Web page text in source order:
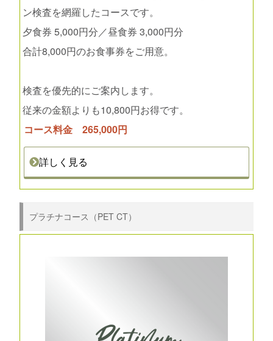
ン検査を網羅したコースです。
夕食券 5,000円分／昼食券 3,000円分
合計8,000円のお食事券をご用意。
検査を優先的にご案内します。
従来の金額よりも10,800円お得です。
コース料金 265,000円
詳しく見る
プラチナコース（PET CT）